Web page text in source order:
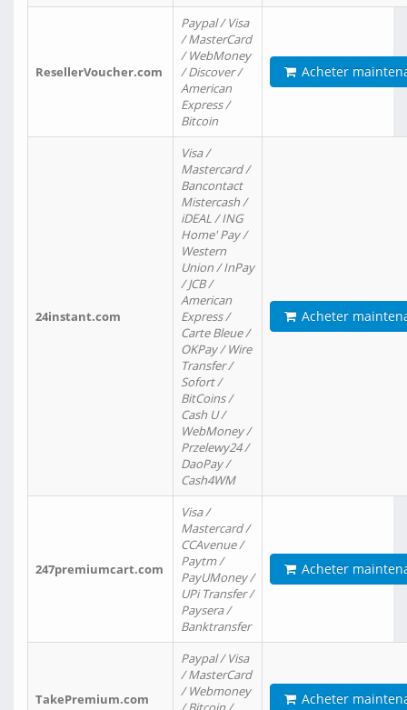
ResellerVoucher.com
Paypal / Visa
/ MasterCard
/ WebMoney
/ Discover /
American
Express /
Bitcoin
Acheter
24instant.com
Visa /
Mastercard /
Bancontact
Mistercash /
iDEAL / ING
Home' Pay /
Western
Union / InPay
/ JCB /
American
Express /
Carte Bleue /
OKPay / Wire
Transfer /
Sofort /
BitCoins /
Cash U /
WebMoney /
Przelewy24 /
DaoPay /
Cash4WM
Acheter
247premiumcart.com
Visa /
Mastercard /
CCAvenue /
Paytm /
PayUMoney /
UPi Transfer /
Paysera /
Banktransfer
Acheter
TakePremium.com
Paypal / Visa
/ MasterCard
/ Webmoney
Acheter